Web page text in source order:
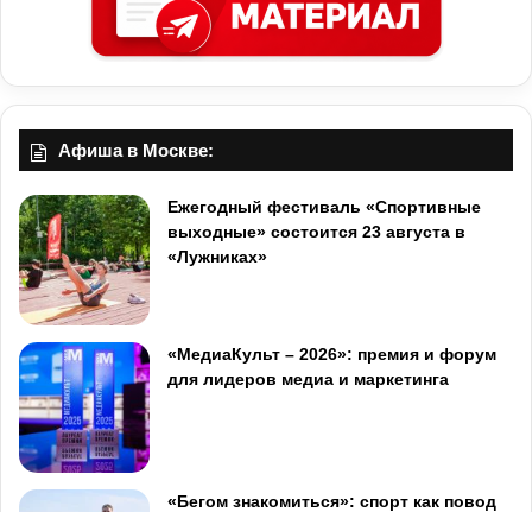
Афиша в Москве:
Ежегодный фестиваль «Спортивные
выходные» состоится 23 августа в
«Лужниках»
«МедиаКульт – 2026»: премия и форум
для лидеров медиа и маркетинга
«Бегом знакомиться»: спорт как повод